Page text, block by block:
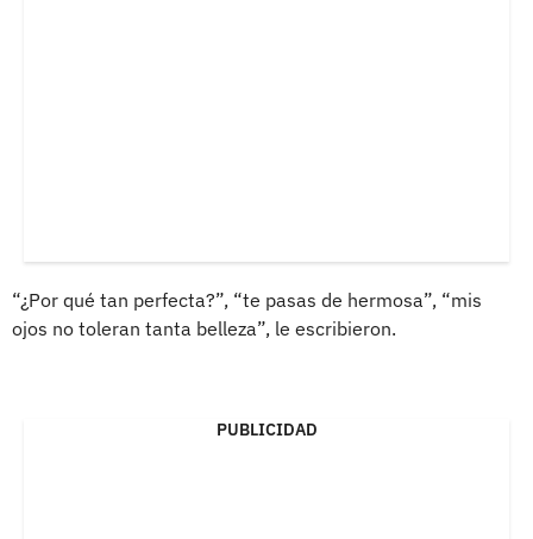
“¿Por qué tan perfecta?”, “te pasas de hermosa”, “mis
ojos no toleran tanta belleza”, le escribieron.
PUBLICIDAD